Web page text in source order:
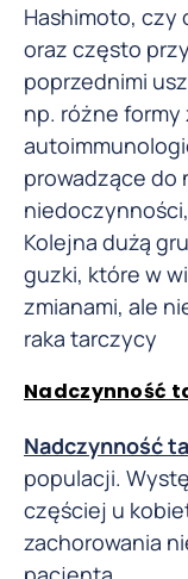
Hashimoto, czy
oraz często
poprzednimi
np. różne formy
prowadzące do
Kolejna dużą
guzki, które w
zmianami, ale
raka tarczycy
Nadczynność
Nadczynność
populacji.
częściej u
zachorowania